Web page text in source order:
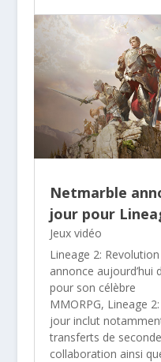
Netmarble
jour pour
Jeux vidéo
Lineage 2:
annonce aujourd’hui
pour son célèbre
MMORPG, Lineage
jour inclut
transferts de
collaboration ainsi